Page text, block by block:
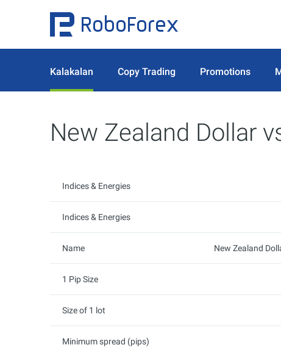
Kalakalan Copy Trading Promotions
New Zealand Dollar
Indices & Energies
Indices & Energies
Name New Zealand
1 Pip Size
Size of 1 lot
Minimum spread (pips)